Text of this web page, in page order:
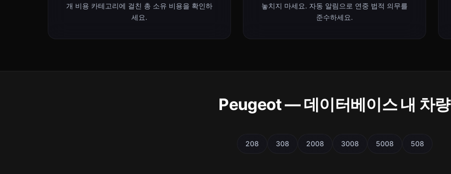
개 비용 카테고리에 걸친 총 소유 비용을 확인하
세요.
놓치지 마세요. 자동 알림으로 연중 법적 의무를
준수하세요.
Peugeot — 데이터베이스 내 차량
208 308 2008 3008 5008 508